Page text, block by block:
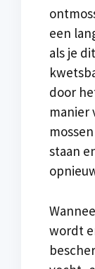
een
als je
door
manier
staan
wordt